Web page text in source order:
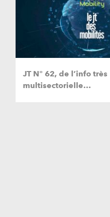
JT N° 62, de l’info très
multisectorielle…